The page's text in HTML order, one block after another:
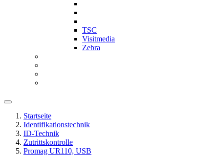
TSC
Visitmedia
Zebra
Startseite
Identifikationstechnik
ID-Technik
Zutrittskontrolle
Promag UR110, USB